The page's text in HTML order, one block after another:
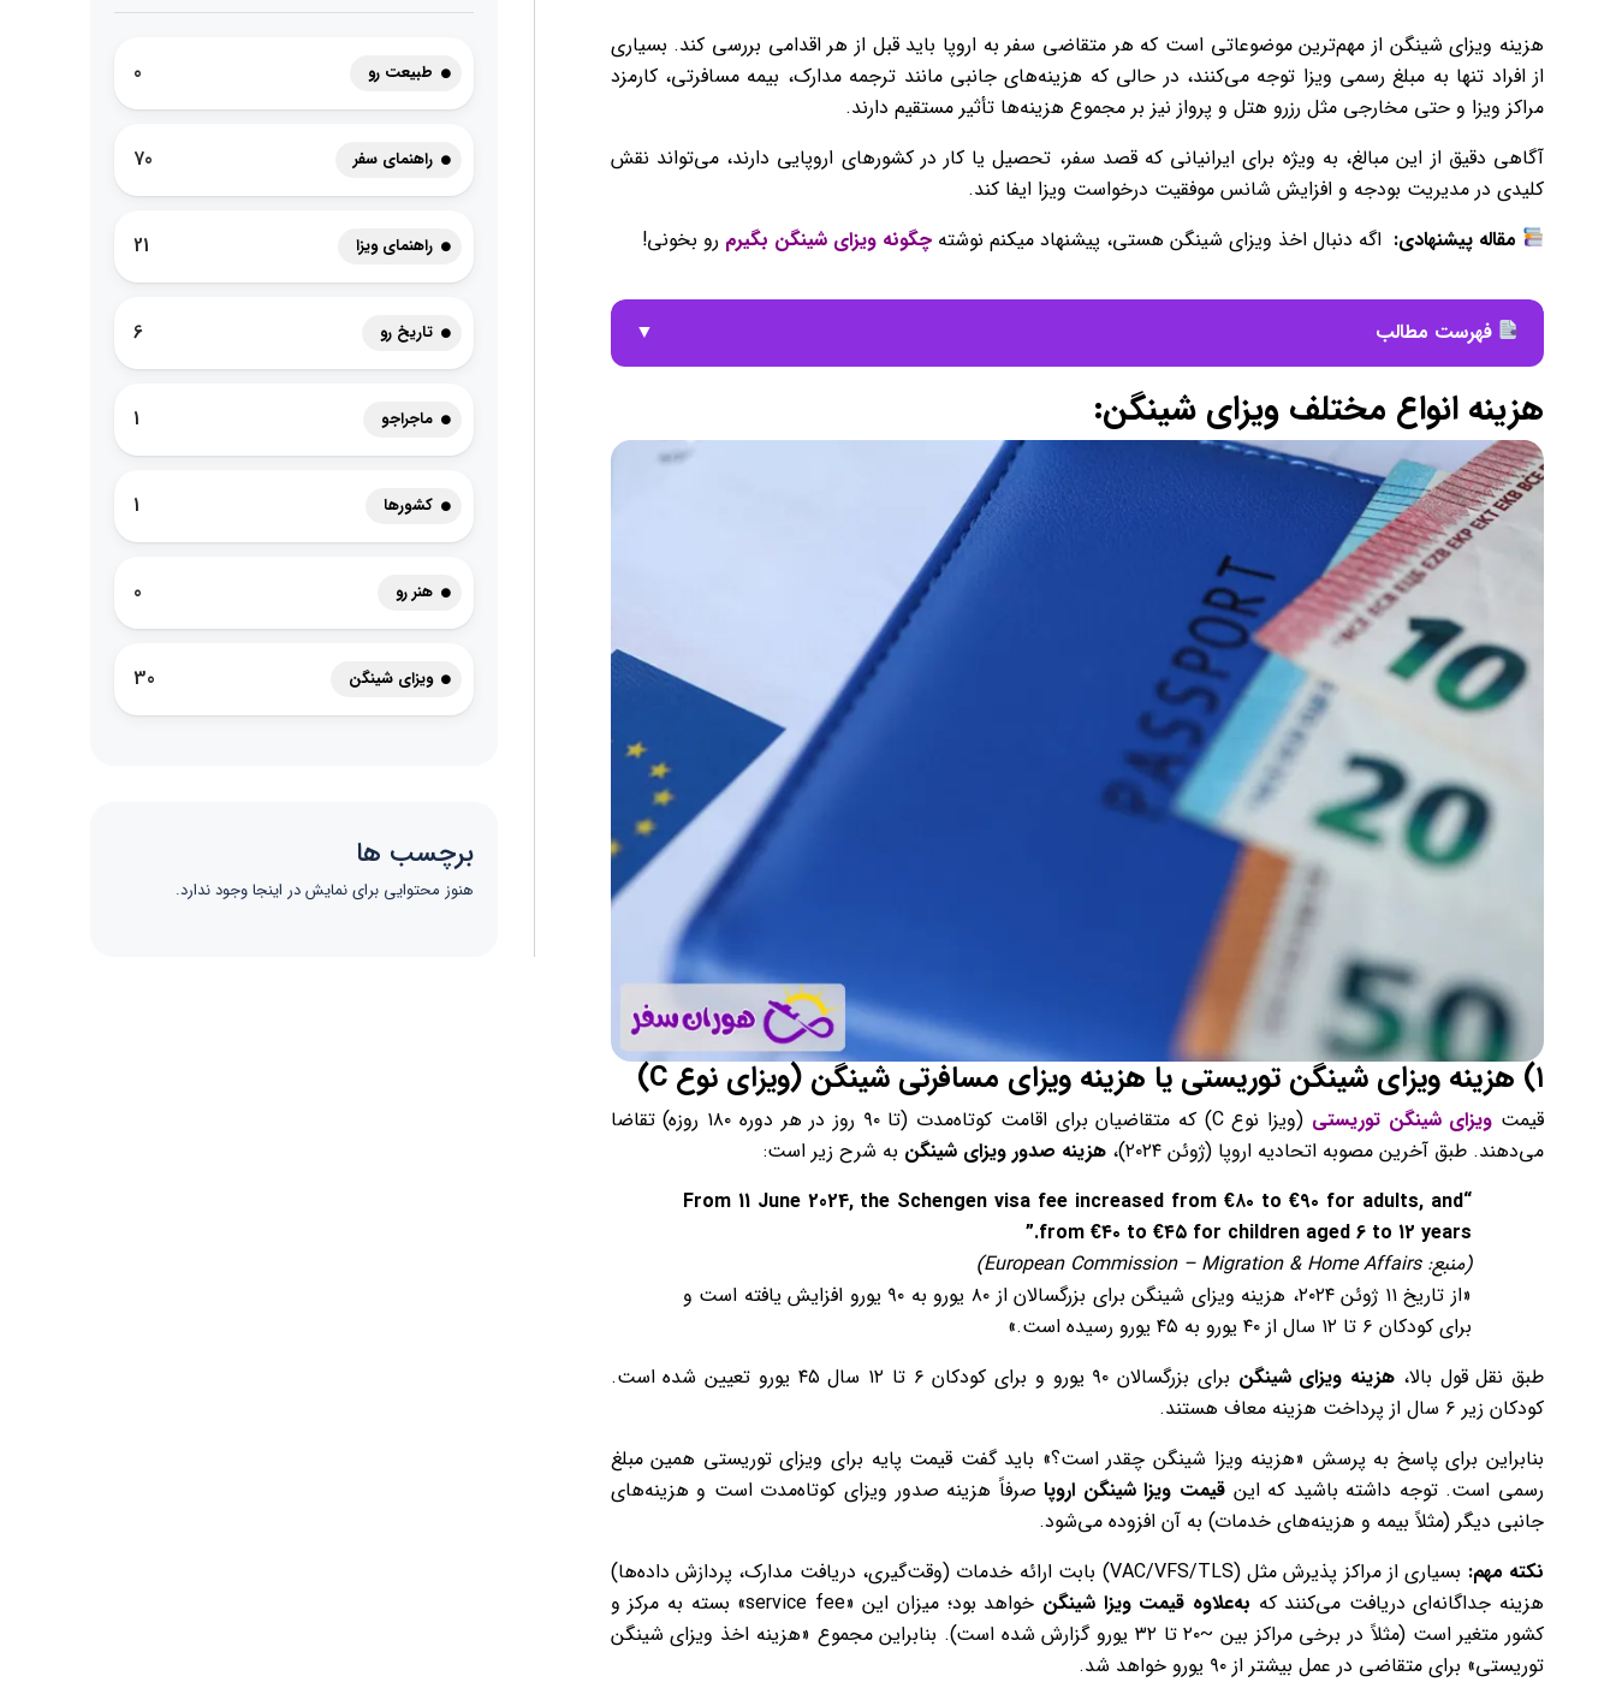
هزینه ویزای شینگن از مهم‌ترین موضوعاتی است که هر متقاضی سفر به اروپا باید قبل از هر اقدامی بررسی کند. بسیاری
از افراد تنها به مبلغ رسمی ویزا توجه می‌کنند، در حالی که هزینه‌های جانبی مانند ترجمه مدارک، بیمه مسافرتی، کارمزد
مراکز ویزا و حتی مخارجی مثل رزرو هتل و پرواز نیز بر مجموع هزینه‌ها تأثیر مستقیم دارند.
آگاهی دقیق از این مبالغ، به ویژه برای ایرانیانی که قصد سفر، تحصیل یا کار در کشورهای اروپایی دارند، می‌تواند نقش
کلیدی در مدیریت بودجه و افزایش شانس موفقیت درخواست ویزا ایفا کند.
مقاله پیشنهادی: اگه دنبال اخذ ویزای شینگن هستی، پیشنهاد میکنم نوشتهچگونهویزای شینگن بگیرم رو بخونی!
فهرست مطالب
هزینه انواع مختلف ویزای شینگن:
۱) هزینه ویزای شینگن توریستی یا هزینه ویزای مسافرتی شینگن (ویزای نوع C)
قیمت ویزای شینگن توریستی
(ویزا نوع C) که متقاضیان برای اقامت کوتاه‌مدت (تا ۹۰ روز در هر دوره ۱۸۰ روزه) تقاضا
می‌دهند. طبق آخرین مصوبه اتحادیه اروپا (ژوئن ۲۰۲۴)،
هزینه صدور ویزای شینگن به شرح زیر است:
“From 11 June 2024, the Schengen visa fee increased from €۸۰ to €۹۰ for adults, and
from €۴۰ to €۴۵ for children aged 6 to 12 years.”
(منبع:
European Commission – Migration & Home Affairs
)
«از تاریخ ۱۱ ژوئن ۲۰۲۴، هزینه ویزای شینگن برای بزرگسالان از ۸۰ یورو به ۹۰ یورو افزایش یافته است و
برای کودکان ۶ تا ۱۲ سال از ۴۰ یورو به ۴۵ یورو رسیده است.»
طبق نقل قول بالا، هزینه ویزای شینگن
برای بزرگسالان ۹۰ یورو و برای کودکان ۶ تا ۱۲ سال ۴۵ یورو تعیین شده است.
کودکان زیر ۶ سال از پرداخت هزینه معاف هستند.
بنابراین برای پاسخ به پرسش «هزینه ویزا شینگن چقدر است؟» باید گفت قیمت پایه برای ویزای توریستی همین مبلغ
رسمی است. توجه داشته باشید که این قیمت ویزا شینگن اروپاصرفاً هزینه صدور ویزای کوتاه‌مدت است و هزینه‌های
جانبی دیگر (مثلاً بیمه و هزینه‌های خدمات) به آن افزوده می‌شود.
نکته مهم:
بسیاری از مراکز پذیرش مثل (VAC/VFS/TLS) بابت ارائه خدمات (وقت‌گیری، دریافت مدارک، پردازش داده‌ها)
هزینه جداگانه‌ای دریافت می‌کنند که به‌علاوه قیمت ویزا شینگن
خواهد بود؛ میزان این «service fee» بسته به مرکز و
کشور متغیر است (مثلاً در برخی مراکز بین ~۲۰ تا ۳۲ یورو گزارش شده است). بنابراین مجموع «هزینه اخذ ویزای شینگن
توریستی» برای متقاضی در عمل بیشتر از ۹۰ یورو خواهد شد.
طبیعت رو 0
راهنمای سفر 70
راهنمای ویزا 21
تاریخ رو 6
ماجراجو 1
کشورها 1
هنر رو 0
ویزای شینگن 30
برچسب ها
هنوز محتوایی برای نمایش در اینجا وجود ندارد.